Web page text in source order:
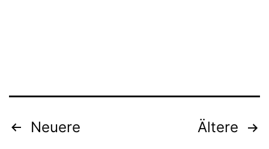
Seitennummerierung
Neuere Ältere